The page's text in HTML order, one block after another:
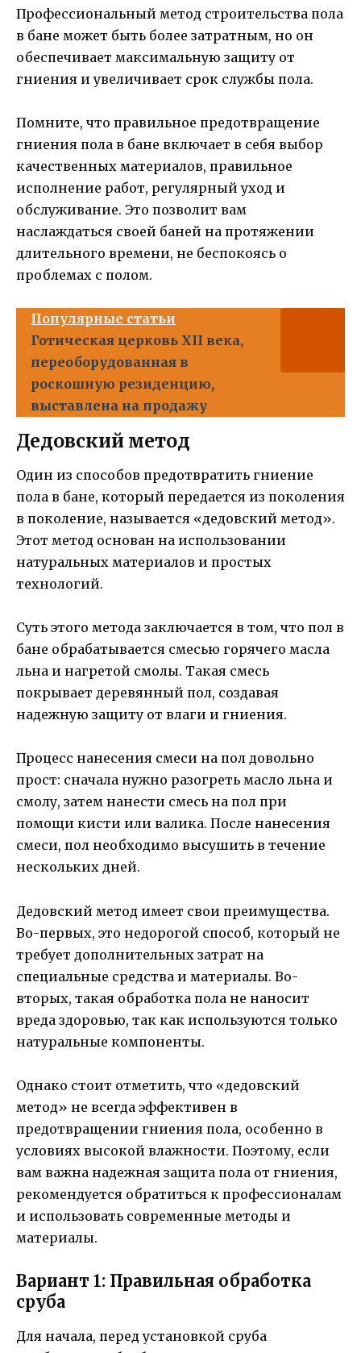
Профессиональный метод строительства пола
в бане может быть более затратным, но он
обеспечивает максимальную защиту от
гниения и увеличивает срок службы пола.
Помните, что правильное предотвращение
гниения пола в бане включает в себя выбор
качественных материалов, правильное
исполнение работ, регулярный уход и
обслуживание. Это позволит вам
наслаждаться своей баней на протяжении
длительного времени, не беспокоясь о
проблемах с полом.
Популярные статьи
Готическая церковь XII века,
переоборудованная в
роскошную резиденцию,
выставлена на продажу
Дедовский метод
Один из способов предотвратить гниение
пола в бане, который передается из поколения
в поколение, называется «дедовский метод».
Этот метод основан на использовании
натуральных материалов и простых
технологий.
Суть этого метода заключается в том, что пол в
бане обрабатывается смесью горячего масла
льна и нагретой смолы. Такая смесь
покрывает деревянный пол, создавая
надежную защиту от влаги и гниения.
Процесс нанесения смеси на пол довольно
прост: сначала нужно разогреть масло льна и
смолу, затем нанести смесь на пол при
помощи кисти или валика. После нанесения
смеси, пол необходимо высушить в течение
нескольких дней.
Дедовский метод имеет свои преимущества.
Во-первых, это недорогой способ, который не
требует дополнительных затрат на
специальные средства и материалы. Во-
вторых, такая обработка пола не наносит
вреда здоровью, так как используются только
натуральные компоненты.
Однако стоит отметить, что «дедовский
метод» не всегда эффективен в
предотвращении гниения пола, особенно в
условиях высокой влажности. Поэтому, если
вам важна надежная защита пола от гниения,
рекомендуется обратиться к профессионалам
и использовать современные методы и
материалы.
Вариант 1: Правильная обработка
сруба
Для начала, перед установкой сруба